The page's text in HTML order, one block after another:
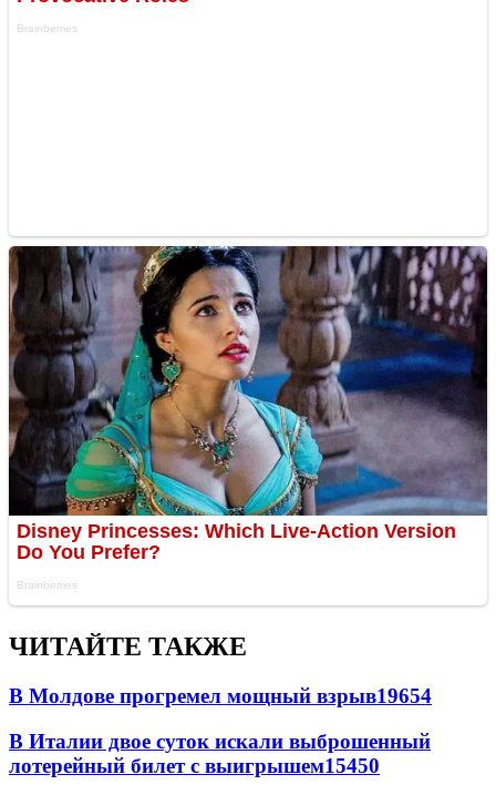
ЧИТАЙТЕ ТАКЖЕ
В Молдове прогремел мощный взрыв19654
В Италии двое суток искали выброшенный
лотерейный билет с выигрышем15450